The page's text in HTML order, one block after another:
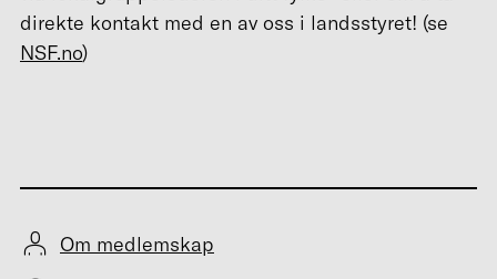
direkte kontakt med en av oss i landsstyret! (se
NSF.no)
Om medlemskap